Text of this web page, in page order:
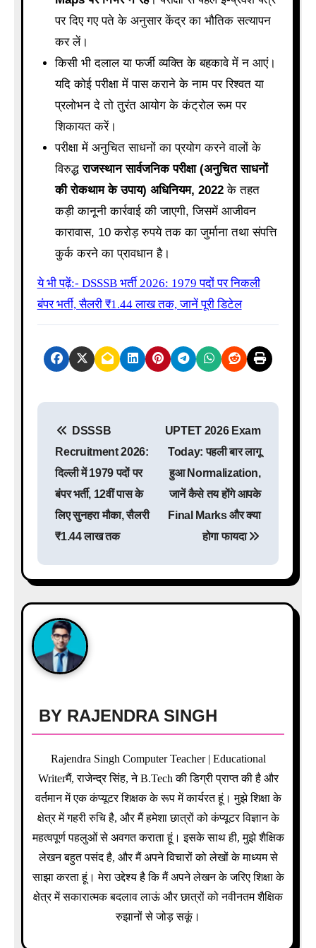
पर दिए गए पते के अनुसार केंद्र का भौतिक सत्यापन
कर लें।
किसी भी दलाल या फर्जी व्यक्ति के बहकावे में न आएं।
यदि कोई परीक्षा में पास कराने के नाम पर रिश्वत या
प्रलोभन दे तो तुरंत आयोग के कंट्रोल रूम पर
शिकायत करें।
परीक्षा में अनुचित साधनों का प्रयोग करने वालों के
विरुद्धराजस्थान सार्वजनिक परीक्षा (अनुचित साधनों
की रोकथाम के उपाय) अधिनियम, 2022 के तहत
कड़ी कानूनी कार्रवाई की जाएगी, जिसमें आजीवन
कारावास, 10 करोड़ रुपये तक का जुर्माना तथा संपत्ति
कुर्क करने का प्रावधान है।
ये भी पढ़ें:- DSSSB भर्ती 2026: 1979 पदों पर निकली
बंपर भर्ती, सैलरी ₹1.44 लाख तक, जानें पूरी डिटेल
a
v
i
g
a
t
i
n
DSSSB
Recruitment 2026:
दिल्ली में 1979 पदों पर
बंपर भर्ती, 12वीं पास के
लिए सुनहरा मौका, सैलरी
₹1.44 लाख तक
UPTET 2026 Exam
Today: पहली बार लागू
हुआ Normalization,
जानें कैसे तय होंगे आपके
Final Marks और क्या
होगा फायदा
BY RAJENDRA SINGH
Rajendra Singh Computer Teacher | Educational
Writerमैं, राजेन्द्र सिंह, ने B.Tech की डिग्री प्राप्त की है और
वर्तमान में एक कंप्यूटर शिक्षक के रूप में कार्यरत हूं। मुझे शिक्षा के
क्षेत्र में गहरी रुचि है, और मैं हमेशा छात्रों को कंप्यूटर विज्ञान के
महत्वपूर्ण पहलुओं से अवगत कराता हूं। इसके साथ ही, मुझे शैक्षिक
लेखन बहुत पसंद है, और मैं अपने विचारों को लेखों के माध्यम से
साझा करता हूं। मेरा उद्देश्य है कि मैं अपने लेखन के जरिए शिक्षा के
क्षेत्र में सकारात्मक बदलाव लाऊं और छात्रों को नवीनतम शैक्षिक
रुझानों से जोड़ सकूं।